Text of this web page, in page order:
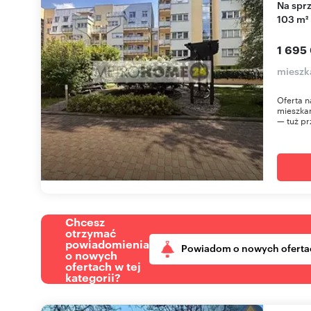
Na sprzedaż przestronne 4-pokojowe mieszkanie
103
1 695
Oferta
— tuż
Chcesz
otrzymać
powiadomienia
o nowych
ofertach w tej
kategorii?
Powiadom o nowych